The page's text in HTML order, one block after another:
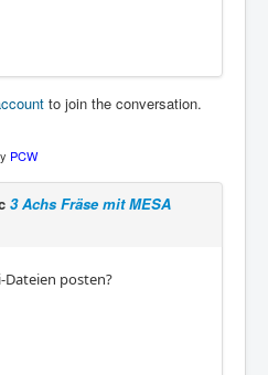
to join the conversation.
PCW
3 Achs Fräse mit MESA
Dateien posten?